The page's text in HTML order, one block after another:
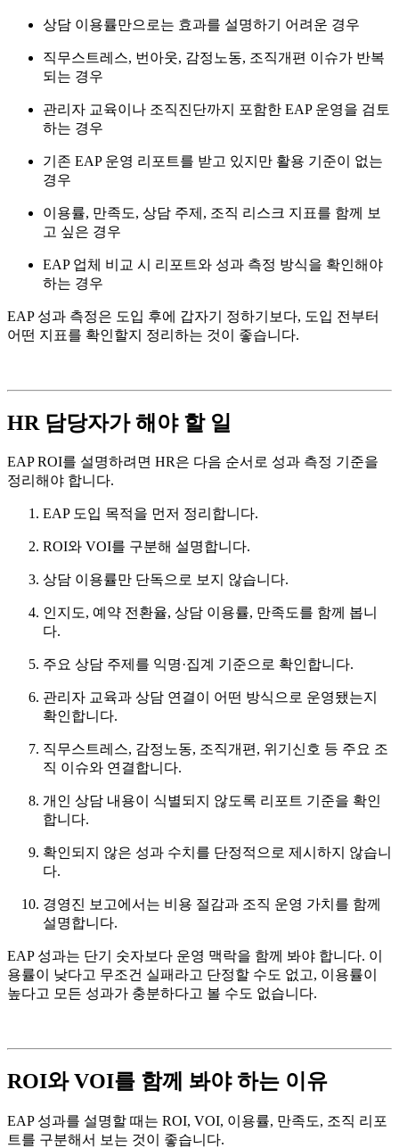
상담 이용률만으로는 효과를 설명하기 어려운 경우
직무스트레스, 번아웃, 감정노동, 조직개편 이슈가 반복
되는 경우
관리자 교육이나 조직진단까지 포함한 EAP 운영을 검토
하는 경우
기존 EAP 운영 리포트를 받고 있지만 활용 기준이 없는
경우
이용률, 만족도, 상담 주제, 조직 리스크 지표를 함께 보
고 싶은 경우
EAP 업체 비교 시 리포트와 성과 측정 방식을 확인해야
하는 경우
EAP 성과 측정은 도입 후에 갑자기 정하기보다, 도입 전부터
어떤 지표를 확인할지 정리하는 것이 좋습니다.
HR 담당자가 해야 할 일
EAP ROI를 설명하려면 HR은 다음 순서로 성과 측정 기준을
정리해야 합니다.
EAP 도입 목적을 먼저 정리합니다.
ROI와 VOI를 구분해 설명합니다.
상담 이용률만 단독으로 보지 않습니다.
인지도, 예약 전환율, 상담 이용률, 만족도를 함께 봅니
다.
주요 상담 주제를 익명·집계 기준으로 확인합니다.
관리자 교육과 상담 연결이 어떤 방식으로 운영됐는지
확인합니다.
직무스트레스, 감정노동, 조직개편, 위기신호 등 주요 조
직 이슈와 연결합니다.
개인 상담 내용이 식별되지 않도록 리포트 기준을 확인
합니다.
확인되지 않은 성과 수치를 단정적으로 제시하지 않습니
다.
경영진 보고에서는 비용 절감과 조직 운영 가치를 함께
설명합니다.
EAP 성과는 단기 숫자보다 운영 맥락을 함께 봐야 합니다. 이
용률이 낮다고 무조건 실패라고 단정할 수도 없고, 이용률이
높다고 모든 성과가 충분하다고 볼 수도 없습니다.
ROI와 VOI를 함께 봐야 하는 이유
EAP 성과를 설명할 때는 ROI, VOI, 이용률, 만족도, 조직 리포
트를 구분해서 보는 것이 좋습니다.